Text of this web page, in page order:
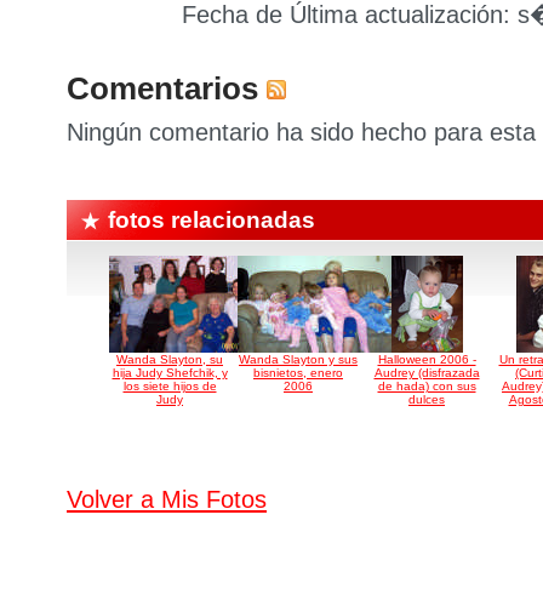
Fecha de Última actualización:
Comentarios
Ningún comentario ha sido hecho para esta
fotos relacionadas
Wanda Slayton, su
hija Judy Shefchik, y
los siete hijos de
Judy
Wanda Slayton y sus
bisnietos, enero
2006
Halloween 2006 -
Audrey (disfrazada
de hada) con sus
dulces
Un
Volver a Mis Fotos